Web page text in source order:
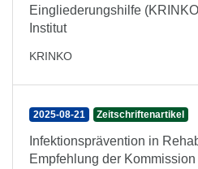
Eingliederungshilfe
Institut
KRINKO
2025-08-21 Zeitschriftenartikel
Infektionsprävention in
Empfehlung der